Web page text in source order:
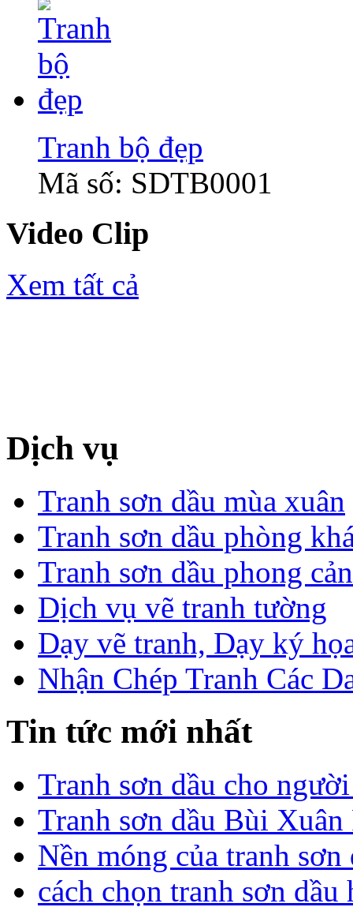
Tranh bộ đẹp
Mã số: SDTB0001
Video Clip
Xem tất cả
Dịch vụ
Tranh sơn dầu mùa xuân
Tranh sơn dầu phòng
Tranh sơn dầu phong
Dịch vụ vẽ tranh tường
Dạy vẽ tranh, Dạy ký
Nhận Chép Tranh Các
Tin tức mới nhất
Tranh sơn dầu cho
Tranh sơn dầu Bùi Xuân
Nền móng của tranh sơn
cách chọn tranh sơn